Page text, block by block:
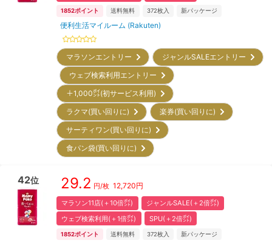
1852ポイント 送料無料 372枚入 新パッケージ
便利生活マイルーム (Rakuten)
マラソンエントリー
ジャンルSALEエントリー
ウェブ検索利用エントリー
＋1,000㌽(初サービス利用)
ラクマ(買い回りに)
楽券(買い回りに)
サーティワン(買い回りに)
食パン袋(買い回りに)
42位 29.2 円/枚 12,720円
マラソン11店(＋10倍㌽)
ジャンルSALE(＋2倍㌽)
ウェブ検索利用(＋1倍㌽)
SPU(＋2倍㌽)
1852ポイント 送料無料 372枚入 新パッケージ